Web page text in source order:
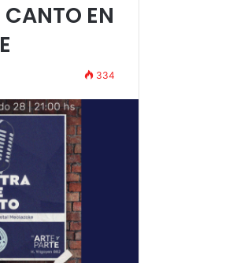
CANTO EN
334